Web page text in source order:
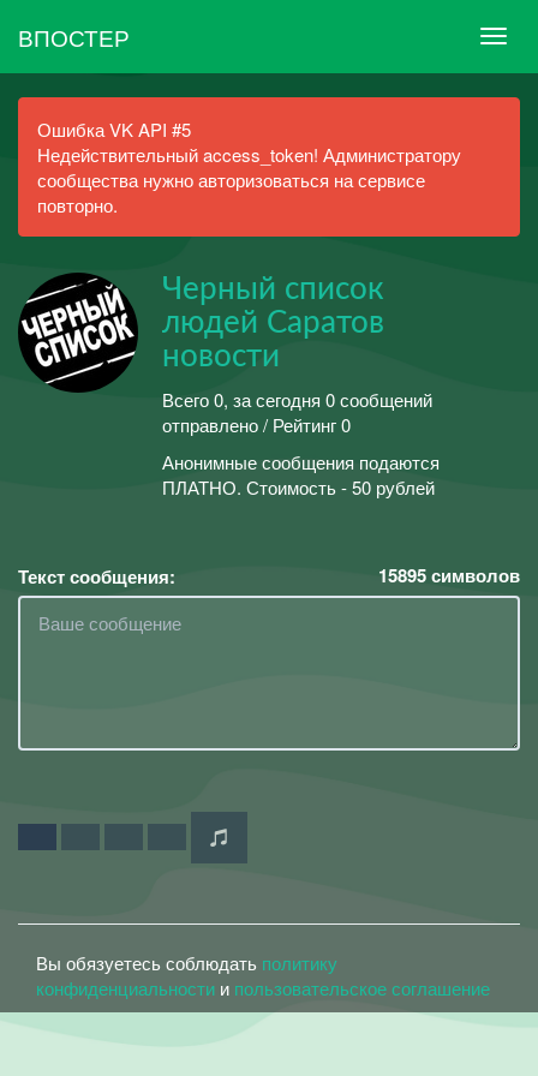
ВПОСТЕР
Ошибка VK API #5
Недействительный access_token! Администратору
сообщества нужно авторизоваться на сервисе
повторно.
Черный список
людей Саратов
новости
Всего 0, за сегодня 0 сообщений
отправлено / Рейтинг 0
Анонимные сообщения подаются
ПЛАТНО. Стоимость - 50 рублей
Текст сообщения: 15895символов
Вы обязуетесь соблюдать политику
конфиденциальности и пользовательское соглашение